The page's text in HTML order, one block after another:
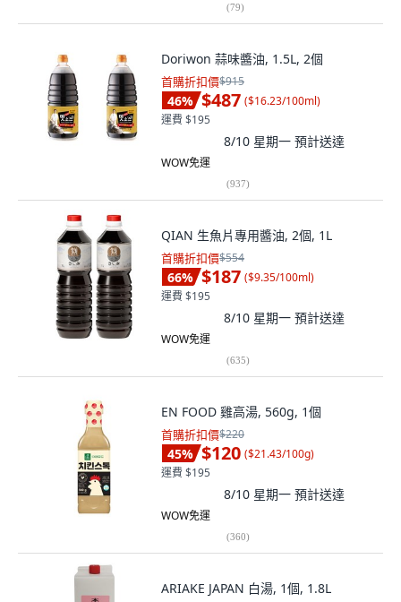
(79)
Doriwon 蒜味醬油, 1.5L, 2個
首購折扣價$915
46% $487 ($16.23/100ml)
運費 $195
8/10 星期一 預計送達
WOW免運
(937)
QIAN 生魚片專用醬油, 2個, 1L
首購折扣價$554
66% $187 ($9.35/100ml)
運費 $195
8/10 星期一 預計送達
WOW免運
(635)
EN FOOD 雞高湯, 560g, 1個
首購折扣價$220
45% $120 ($21.43/100g)
運費 $195
8/10 星期一 預計送達
WOW免運
(360)
ARIAKE JAPAN 白湯, 1個, 1.8L